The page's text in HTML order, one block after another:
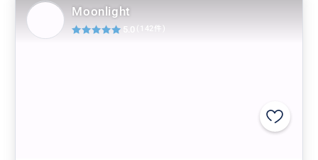
Moonlight
5.0 (142件)